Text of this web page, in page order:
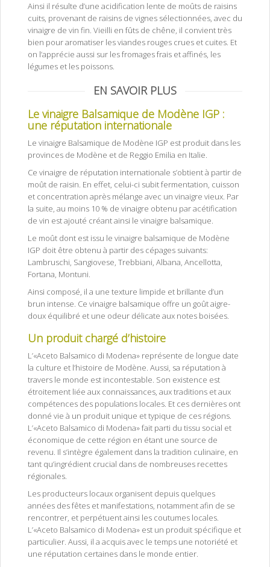
Ainsi il résulte d’une acidification lente de moûts de raisins
cuits, provenant de raisins de vignes sélectionnées, avec du
vinaigre de vin fin. Vieilli en fûts de chêne, il convient très
bien pour aromatiser les viandes rouges crues et cuites. Et
on l’apprécie aussi sur les fromages frais et affinés, les
légumes et les poissons.
EN SAVOIR PLUS
Le vinaigre Balsamique de Modène IGP :
une réputation internationale
Le vinaigre Balsamique de Modène IGP est produit dans les
provinces de Modène et de Reggio Emilia en Italie.
Ce vinaigre de réputation internationale s’obtient à partir de
moût de raisin. En effet, celui-ci subit fermentation, cuisson
et concentration après mélange avec un vinaigre vieux. Par
la suite, au moins 10 % de vinaigre obtenu par acétification
de vin est ajouté créant ainsi le vinaigre balsamique.
Le moût dont est issu le vinaigre balsamique de Modène
IGP doit être obtenu à partir des cépages suivants:
Lambruschi, Sangiovese, Trebbiani, Albana, Ancellotta,
Fortana, Montuni.
Ainsi composé, il a une texture limpide et brillante d’un
brun intense. Ce vinaigre balsamique offre un goût aigre-
doux équilibré et une odeur délicate aux notes boisées.
Un produit chargé d’histoire
L’«Aceto Balsamico di Modena» représente de longue date
la culture et l’histoire de Modène. Aussi, sa réputation à
travers le monde est incontestable. Son existence est
étroitement liée aux connaissances, aux traditions et aux
compétences des populations locales. Et ces dernières ont
donné vie à un produit unique et typique de ces régions.
L’«Aceto Balsamico di Modena» fait parti du tissu social et
économique de cette région en étant une source de
revenu. Il s’intègre également dans la tradition culinaire, en
tant qu’ingrédient crucial dans de nombreuses recettes
régionales.
Les producteurs locaux organisent depuis quelques
années des fêtes et manifestations, notamment afin de se
rencontrer, et perpétuent ainsi les coutumes locales.
L’«Aceto Balsamico di Modena» est un produit spécifique et
particulier. Aussi, il a acquis avec le temps une notoriété et
une réputation certaines dans le monde entier.